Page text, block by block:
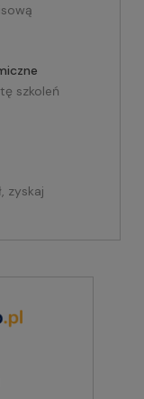
szkoleń
zyskaj